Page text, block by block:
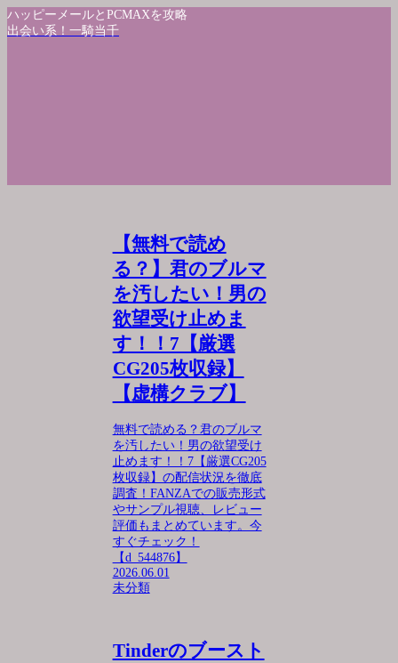
ハッピーメールとPCMAXを攻略
出会い系！一騎当千
【無料で読め
る？】君のブルマ
を汚したい！男の
欲望受け止めま
す！！7【厳選
CG205枚収録】
【虚構クラブ】
無料で読める？君のブルマ
を汚したい！男の欲望受け
止めます！！7【厳選CG205
枚収録】の配信状況を徹底
調査！FANZAでの販売形式
やサンプル視聴、レビュー
評価もまとめています。今
すぐチェック！
【d_544876】
2026.06.01
未分類
Tinderのブースト